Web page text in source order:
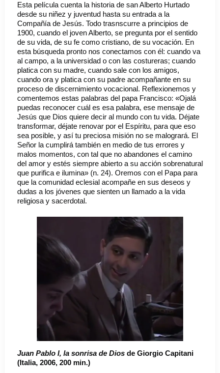
Esta película cuenta la historia de san Alberto Hurtado
desde su niñez y juventud hasta su entrada a la
Compañía de Jesús. Todo trasnscurre a principios de
1900, cuando el joven Alberto, se pregunta por el sentido
de su vida, de su fe como cristiano, de su vocación. En
esta búsqueda pronto nos conectamos con él: cuando va
al campo, a la universidad o con las costureras; cuando
platica con su madre, cuando sale con los amigos,
cuando ora y platica con su padre acompañante en su
proceso de discernimiento vocacional. Reflexionemos y
comentemos estas palabras del papa Francisco: «Ojalá
puedas reconocer cuál es esa palabra, ese mensaje de
Jesús que Dios quiere decir al mundo con tu vida. Déjate
transformar, déjate renovar por el Espíritu, para que eso
sea posible, y así tu preciosa misión no se malogrará. El
Señor la cumplirá también en medio de tus errores y
malos momentos, con tal que no abandones el camino
del amor y estés siempre abierto a su acción sobrenatural
que purifica e ilumina» (n. 24). Oremos con el Papa para
que la comunidad eclesial acompañe en sus deseos y
dudas a los jóvenes que sienten un llamado a la vida
religiosa y sacerdotal.
Juan Pablo I, la sonrisa de Dios de Giorgio Capitani
(Italia, 2006, 200 min.)